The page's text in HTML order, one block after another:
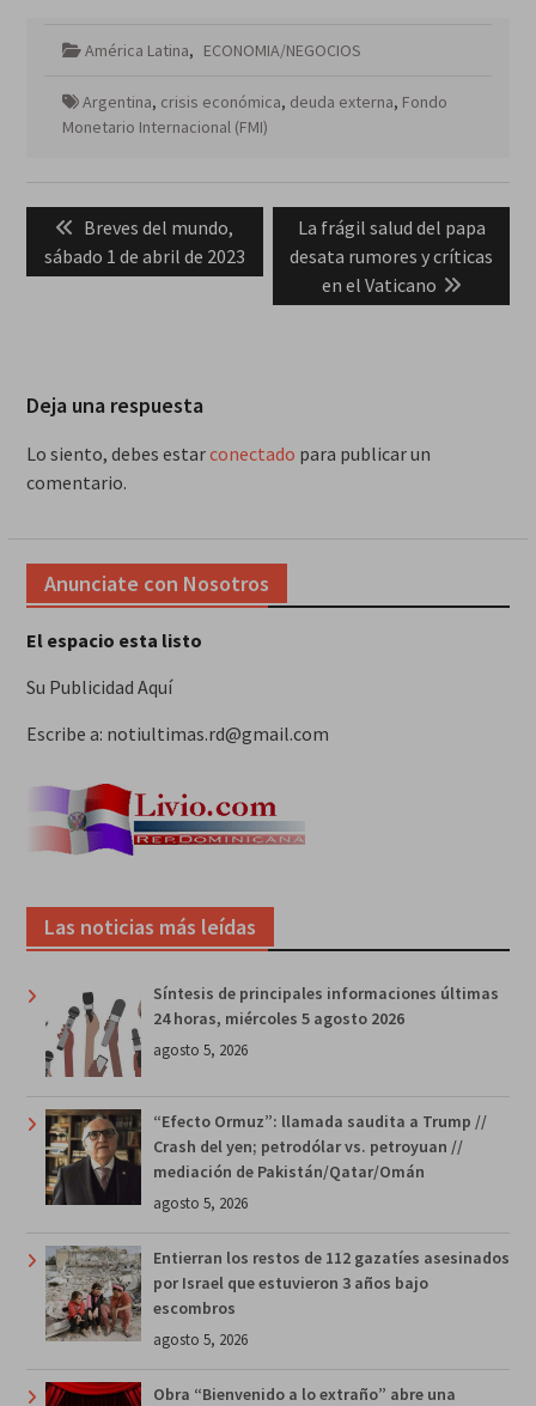
América Latina, ECONOMIA/NEGOCIOS
Argentina, crisis económica, deuda externa, Fondo
Monetario Internacional (FMI)
Navegación
entradas
Previous
post:
Breves del mundo,
sábado 1 de abril de 2023
Next
post:
La frágil salud del papa
desata rumores y críticas
en el Vaticano
Deja una respuesta
Lo siento, debes estarconectado para publicar un
comentario.
Anunciate con Nosotros
El espacio esta listo
Su Publicidad Aquí
Escribe a: notiultimas.rd@gmail.com
Las noticias más leídas
Síntesis de principales informaciones últimas
24 horas, miércoles 5 agosto 2026
agosto 5, 2026
“Efecto Ormuz”: llamada saudita a Trump //
Crash del yen; petrodólar vs. petroyuan //
mediación de Pakistán/Qatar/Omán
agosto 5, 2026
Entierran los restos de 112 gazatíes asesinados
por Israel que estuvieron 3 años bajo
escombros
agosto 5, 2026
Obra “Bienvenido a lo extraño” abre una